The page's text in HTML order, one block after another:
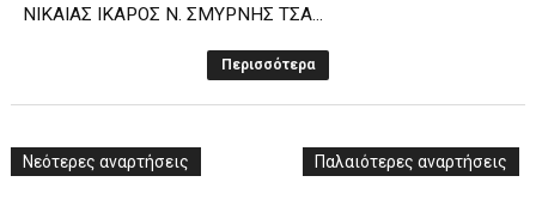
ΝΙΚΑΙΑΣ ΙΚΑΡΟΣ Ν. ΣΜΥΡΝΗΣ ΤΣΑ...
Περισσότερα
Νεότερες αναρτήσεις Παλαιότερες αναρτήσεις